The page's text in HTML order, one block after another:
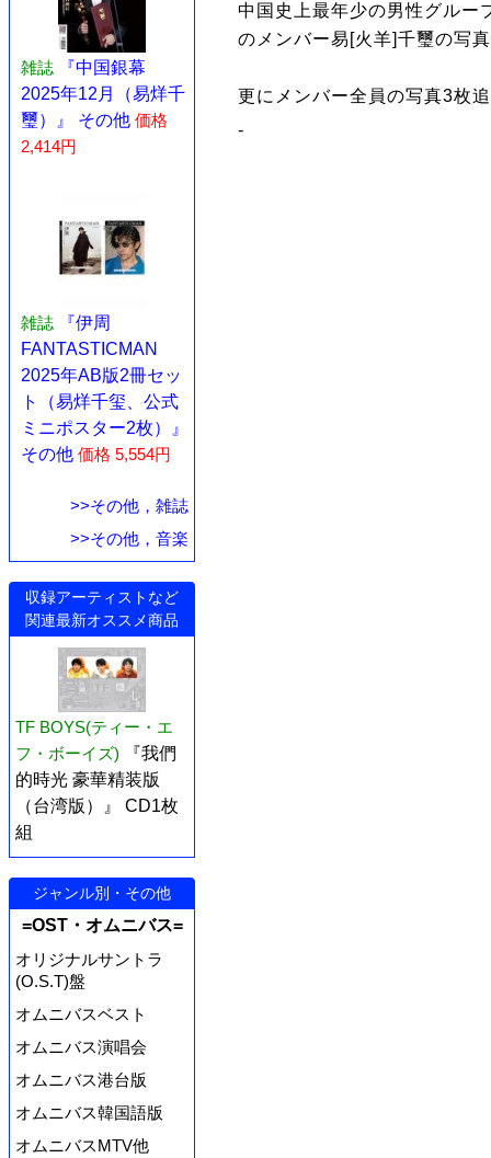
雑誌
『中国銀幕
2025年12月（易烊千
璽）』 その他 価格
2,414円
雑誌
『伊周
FANTASTICMAN
2025年AB版2冊セッ
ト（易烊千玺、公式
ミニポスター2枚）』
その他 価格 5,554円
>>その他，雑誌
>>その他，音楽
収録アーティストなど
関連最新オススメ商品
TF BOYS(ティー・エ
フ・ボーイズ)
『我們
的時光 豪華精装版
（台湾版）』 CD1枚
組
ジャンル別・その他
=OST・オムニバス=
オリジナルサントラ
(O.S.T)盤
オムニバスベスト
オムニバス演唱会
オムニバス港台版
オムニバス韓国語版
オムニバスMTV他
中国史上最年少の男性グルー
のメンバー易[火羊]千璽の写
更にメンバー全員の写真3枚
-